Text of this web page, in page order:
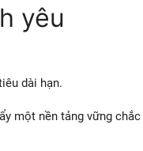
yêu
dài hạn.
một nền tảng vững chắc